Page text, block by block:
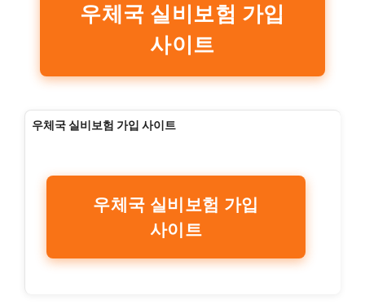
우체국 실비보험 가입
사이트
우체국 실비보험 가입 사이트
우체국 실비보험 가입
사이트